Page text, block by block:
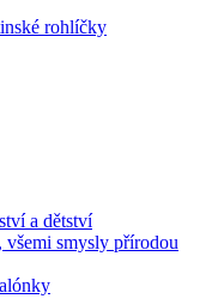
rohlíčky
a dětství
smysly přírodou